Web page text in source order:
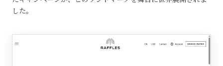
した。